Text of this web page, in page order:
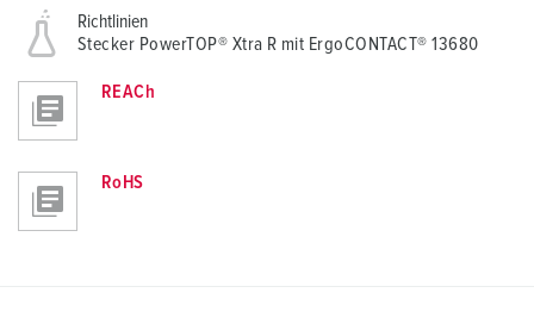
Richtlinien
Stecker PowerTOP® Xtra R mit ErgoCONTACT® 13680
REACh
RoHS